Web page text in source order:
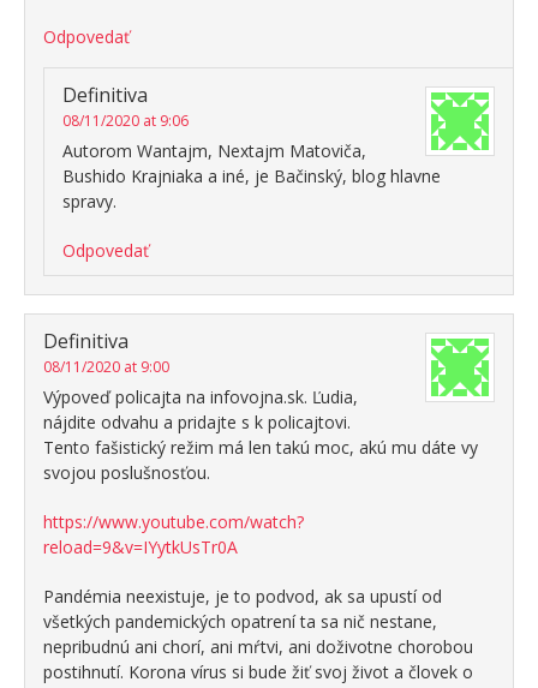
Odpovedať
Definitiva
08/11/2020 at 9:06
Autorom Wantajm, Nextajm Matoviča,
Bushido Krajniaka a iné, je Bačinský, blog hlavne
spravy.
Odpovedať
Definitiva
08/11/2020 at 9:00
Výpoveď policajta na infovojna.sk. Ľudia,
nájdite odvahu a pridajte s k policajtovi.
Tento fašistický režim má len takú moc, akú mu dáte vy
svojou poslušnosťou.
https://www.youtube.com/watch?
reload=9&v=IYytkUsTr0A
Pandémia neexistuje, je to podvod, ak sa upustí od
všetkých pandemických opatrení ta sa nič nestane,
nepribudnú ani chorí, ani mŕtvi, ani doživotne chorobou
postihnutí. Korona vírus si bude žiť svoj život a človek o